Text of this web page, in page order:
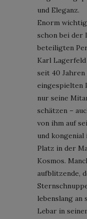
und Eleganz.
Enorm wichtig
schon bei der
beteiligten
Karl
seit 40 Jahren
eingespielten
nur seine
schätzen –
von ihm auf
und
Platz in der
Kosmos.
aufblitzende,
lebenslang an
Lebar in